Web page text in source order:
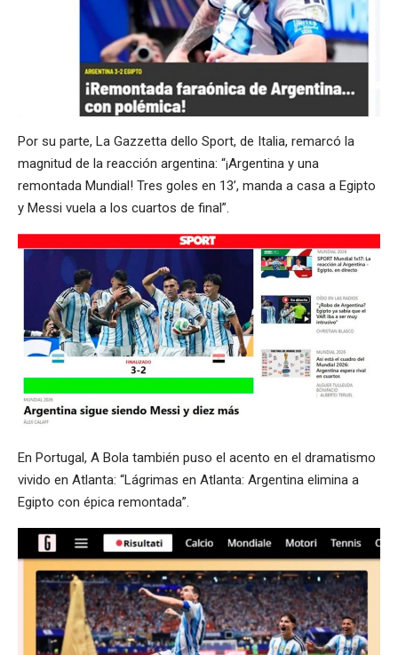
Por su parte, La Gazzetta dello Sport, de Italia, remarcó la
magnitud de la reacción argentina: “¡Argentina y una
remontada Mundial! Tres goles en 13’, manda a casa a Egipto
y Messi vuela a los cuartos de final”.
En Portugal, A Bola también puso el acento en el dramatismo
vivido en Atlanta: “Lágrimas en Atlanta: Argentina elimina a
Egipto con épica remontada”.